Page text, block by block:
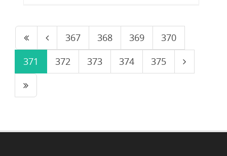
367 368 369
370
371
372 373 374 375